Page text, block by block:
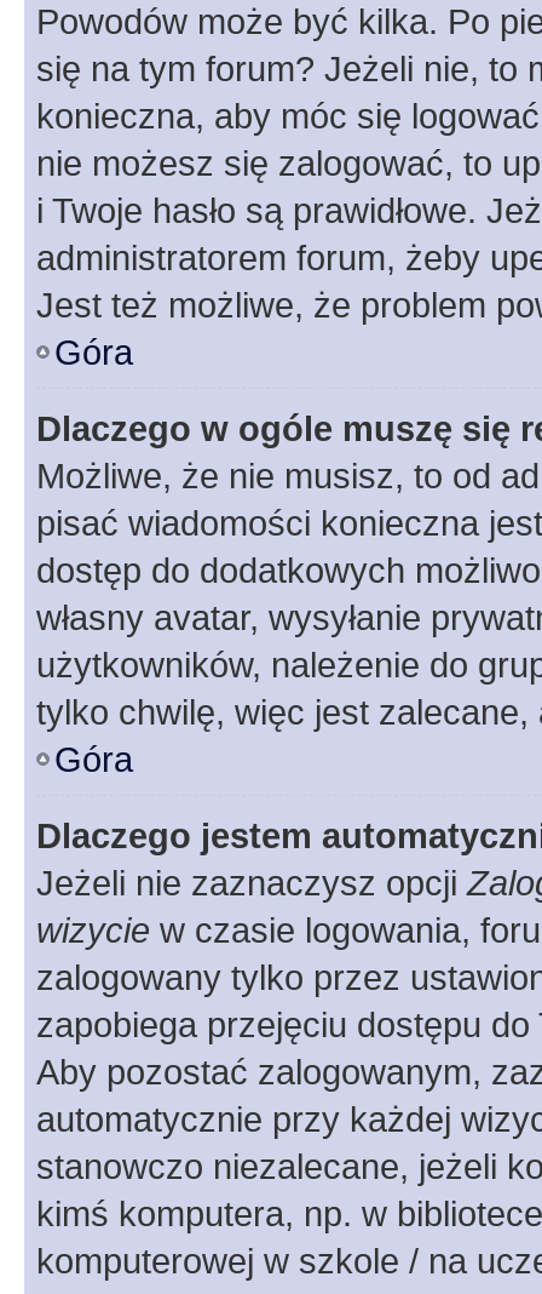
Powodów może być kilka. Po
się na tym forum? Jeżeli nie, to
konieczna, aby móc się
nie możesz się zalogować, to
i Twoje hasło są prawidłowe.
administratorem forum, żeby
Jest też możliwe, że problem
Góra
Dlaczego w ogóle muszę się
Możliwe, że nie musisz, to od
pisać wiadomości konieczna
dostęp do dodatkowych
własny avatar, wysyłanie
użytkowników, należenie do
tylko chwilę, więc jest zalecane,
Góra
Dlaczego jestem
Jeżeli nie zaznaczysz opcji
wizycie w czasie logowania,
zalogowany tylko przez
zapobiega przejęciu dostępu
Aby pozostać zalogowanym,
automatycznie przy każdej
stanowczo niezalecane, jeżeli
kimś komputera, np. w
komputerowej w szkole / na